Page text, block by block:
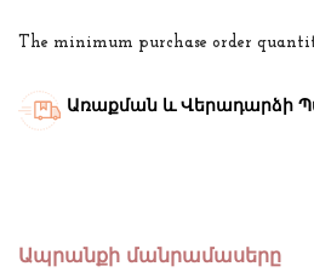
The minimum purchase order
Առաքման և Վերադարձի
Ապրանքի մանրամասերը